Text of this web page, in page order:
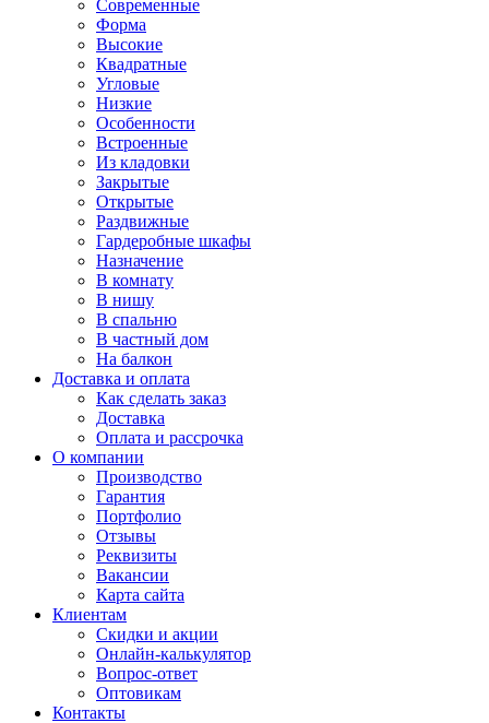
Современные
Форма
Высокие
Квадратные
Угловые
Низкие
Особенности
Встроенные
Из кладовки
Закрытые
Открытые
Раздвижные
Гардеробные шкафы
Назначение
В комнату
В нишу
В спальню
В частный дом
На балкон
Доставка и оплата
Как сделать заказ
Доставка
Оплата и рассрочка
О компании
Производство
Гарантия
Портфолио
Отзывы
Реквизиты
Вакансии
Карта сайта
Клиентам
Скидки и акции
Онлайн-калькулятор
Вопрос-ответ
Оптовикам
Контакты